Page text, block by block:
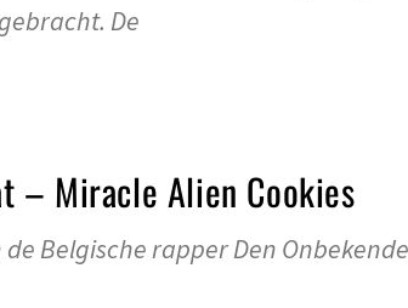
De
– Miracle Alien Cookies
Belgische rapper Den